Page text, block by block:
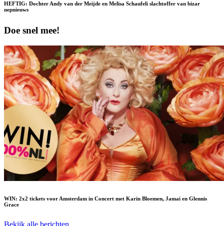
HEFTIG: Dochter Andy van der Meijde en Melisa Schaufeli slachtoffer van bizar
nepnieuws
Doe snel mee!
WIN: 2x2 tickets voor Amsterdam in Concert met Karin Bloemen, Jamai en Glennis
Grace
Bekijk alle berichten